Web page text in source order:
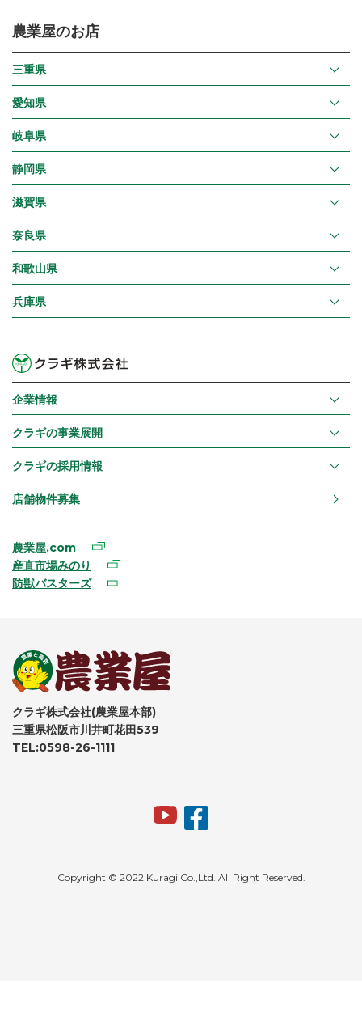
農業屋のお店
三重県
愛知県
岐阜県
静岡県
滋賀県
奈良県
和歌山県
兵庫県
企業情報
クラギの事業展開
クラギの採用情報
店舗物件募集
農業屋.com
産直市場みのり
防獣バスターズ
クラギ株式会社(農業屋本部)
三重県松阪市川井町花田539
TEL:0598-26-1111
Copyright © 2022 Kuragi Co.,Ltd. All Right Reserved.